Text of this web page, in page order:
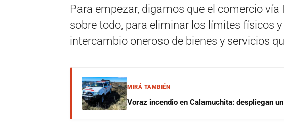
Para empezar, digamos que el comercio
sobre todo, para eliminar los límites físicos
intercambio oneroso de bienes y servicios
MIRÁ TAMBIÉN
Voraz incendio en Calamuchita: despliegan